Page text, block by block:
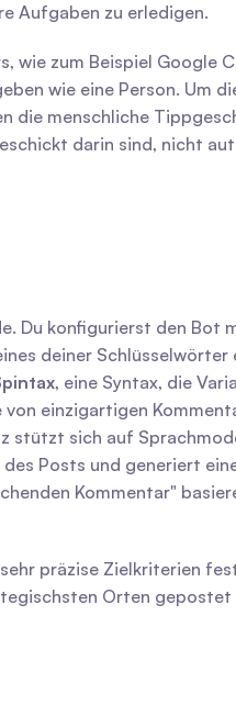
Aufgaben zu erledigen.
zum Beispiel Google
wie eine Person. Um
die menschliche
darin sind, nicht
Du konfigurierst den Bot
deiner
von einzigartigen
stützt sich auf
Posts und generiert
Kommentar"
präzise Zielkriterien
Orten gepostet